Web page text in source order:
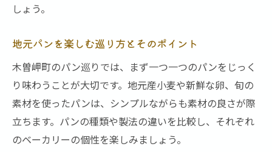
しょう。
地元パンを楽しむ巡り方とそのポイント
木曽岬町のパン巡りでは、まず一つ一つのパンをじっく
り味わうことが大切です。地元産小麦や新鮮な卵、旬の
素材を使ったパンは、シンプルながらも素材の良さが際
立ちます。パンの種類や製法の違いを比較し、それぞれ
のベーカリーの個性を楽しみましょう。